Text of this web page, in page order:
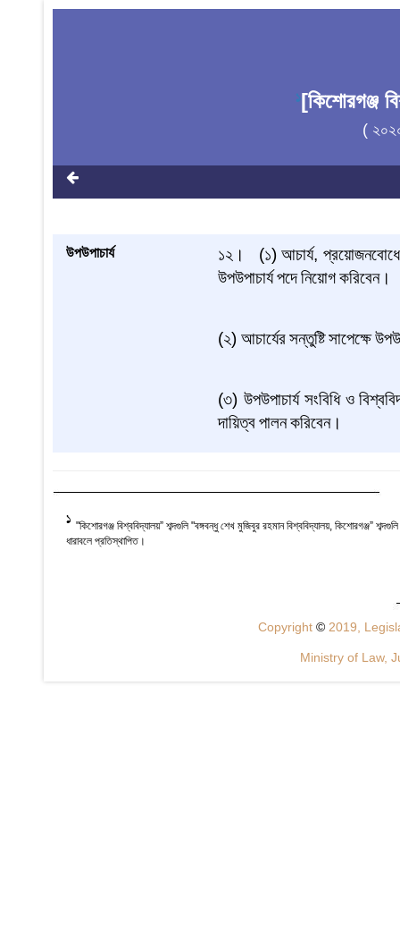
1[কিশোরগঞ্জ
(
উপউপাচার্য ১২। (১)আচার্য,প্রয়োজনবোধে
উপউপাচার্যপদেনিয়োগকরিবেন।
(২)আচার্যেরসন্তুষ্টিসাপেক্ষে
(৩) উপউপাচার্য সংবিধি ও
দায়িত্বপালনকরিবেন।
1 "কিশোরগঞ্জ বিশ্ববিদ্যালয়” শব্দগুলি "বঙ্গবন্ধু শেখ মুজিবুর রহমান বিশ্ববিদ্যালয়, কিশোরগঞ্জ”
ধারাবলে প্রতিস্থাপিত।
Copyright © 2019,
Ministry of Law,